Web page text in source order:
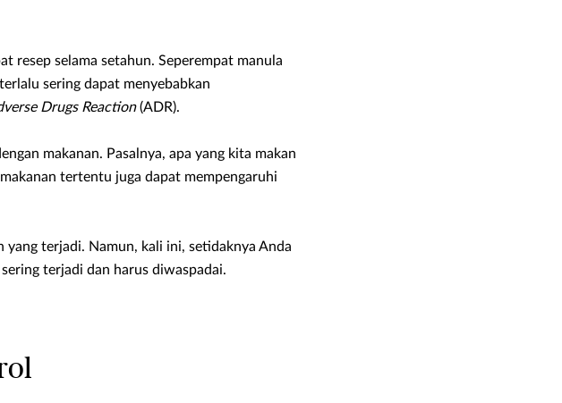
resep selama setahun. Seperempat manula
sering dapat menyebabkan
Drugs Reaction(ADR).
makanan. Pasalnya, apa yang kita makan
tertentu juga dapat mempengaruhi
terjadi. Namun, kali ini, setidaknya Anda
terjadi dan harus diwaspadai.